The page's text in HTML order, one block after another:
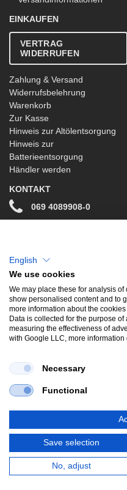
EINKAUFEN
VERTRAG
WIDERRUFEN
Zahlung & Versand
Widerrufsbelehrung
Warenkorb
Zur Kasse
Hinweis zur Altölentsorgung
Hinweis zur
Batterieentsorgung
Händler werden
KONTAKT
069 4089908-0
Facebook
Instagram
UNSERE BELIEBTESTEN
Endschalldämpfer
*Alle Preise verstehen sich inkl.
innerhalb
© Copyright 2026
English
We use cookies
We may place these for analysis
show personalised content and to
more information about the
Data is collected for the purpose
measuring the effectiveness of
with Google LLC, more information
Necessary
Functional
Save selection
No, adjust